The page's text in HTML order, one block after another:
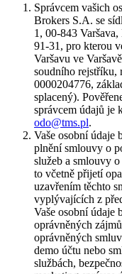
Správcem vašich
Brokers S.A. se
1, 00-843
91-31, pro kterou
Varšavu ve
soudního rejstříku,
0000204776,
splacený).
správcem údajů je
odo@tms.pl.
Vaše osobní údaje
plnění smlouvy o
služeb a smlouvy
to včetně přijetí
uzavřením těchto
vyplývajících z
Vaše osobní údaje
oprávněných
oprávněných
demo účtu nebo
službách,